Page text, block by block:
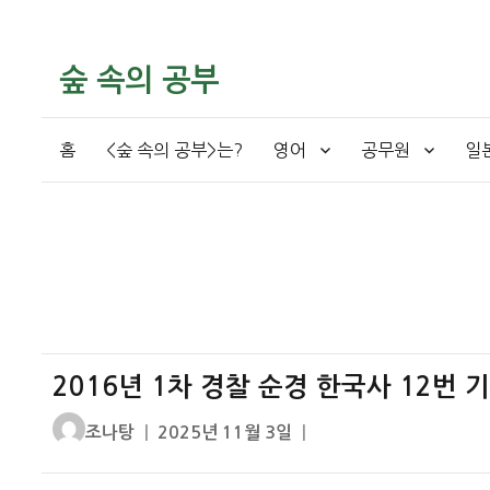
숲 속의 공부
홈 <숲 속의 공부>는? 영어 공무원 일
2016년 1차 경찰 순경 한국사 12번
글
조나탕
작
2025년 11월 3일